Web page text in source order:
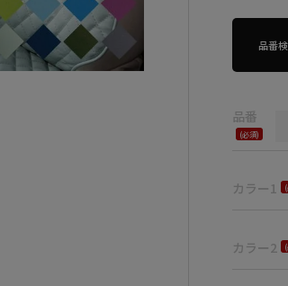
品番
品番
カラー1
カラー2